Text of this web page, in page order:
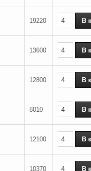
19220
13600
12800
8010
12100
10370